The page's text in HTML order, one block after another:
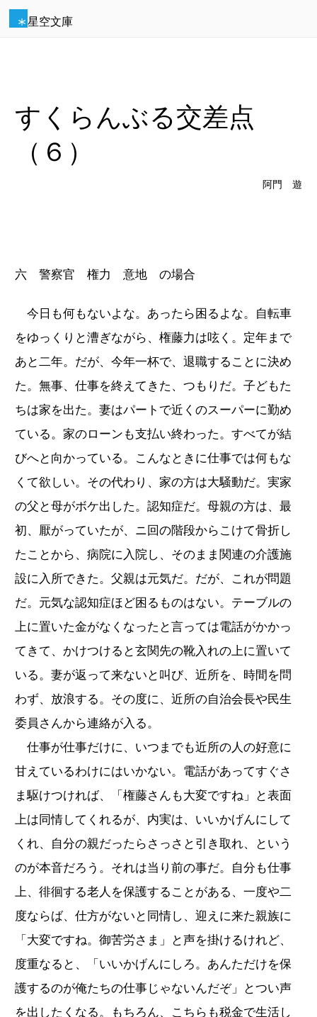
星空文庫
すくらんぶる交差点
（６）
阿門 遊
六 警察官 権力 意地 の場合
今日も何もないよな。あったら困るよな。自転車
をゆっくりと漕ぎながら、権藤力は呟く。定年まで
あと二年。だが、今年一杯で、退職することに決め
た。無事、仕事を終えてきた、つもりだ。子どもた
ちは家を出た。妻はパートで近くのスーパーに勤め
ている。家のローンも支払い終わった。すべてが結
びへと向かっている。こんなときに仕事では何もな
くて欲しい。その代わり、家の方は大騒動だ。実家
の父と母がボケ出した。認知症だ。母親の方は、最
初、厭がっていたが、ニ回の階段からこけて骨折し
たことから、病院に入院し、そのまま関連の介護施
設に入所できた。父親は元気だ。だが、これが問題
だ。元気な認知症ほど困るものはない。テーブルの
上に置いた金がなくなったと言っては電話がかかっ
てきて、かけつけると玄関先の靴入れの上に置いて
いる。妻が返って来ないと叫び、近所を、時間を問
わず、放浪する。その度に、近所の自治会長や民生
委員さんから連絡が入る。
仕事が仕事だけに、いつまでも近所の人の好意に
甘えているわけにはいかない。電話があってすぐさ
ま駆けつければ、「権藤さんも大変ですね」と表面
上は同情してくれるが、内実は、いいかげんにして
くれ、自分の親だったらさっさと引き取れ、という
のが本音だろう。それは当り前の事だ。自分も仕事
上、徘徊する老人を保護することがある、一度や二
度ならば、仕方がないと同情し、迎えに来た親族に
「大変ですね。御苦労さま」と声を掛けるけれど、
度重なると、「いいかげんにしろ。あんただけを保
護するのが俺たちの仕事じゃないんだぞ」とつい声
を出したくなる。もちろん、こちらも税金で生活し